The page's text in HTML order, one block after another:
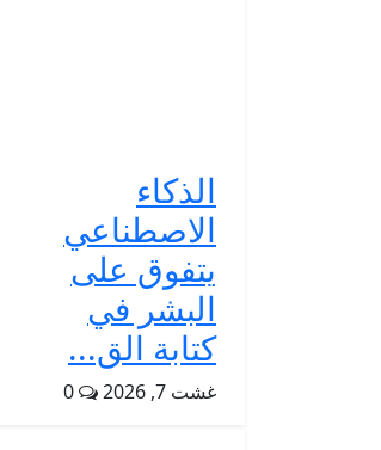
الذكاء
الاصطناعي
يتفوق على
البشر في
كتابة الق...
غشت 7, 2026